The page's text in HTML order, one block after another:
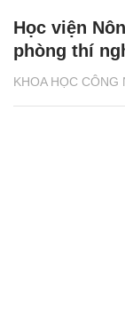
KHOA HỌC CÔNG
Học viện
phòng thí